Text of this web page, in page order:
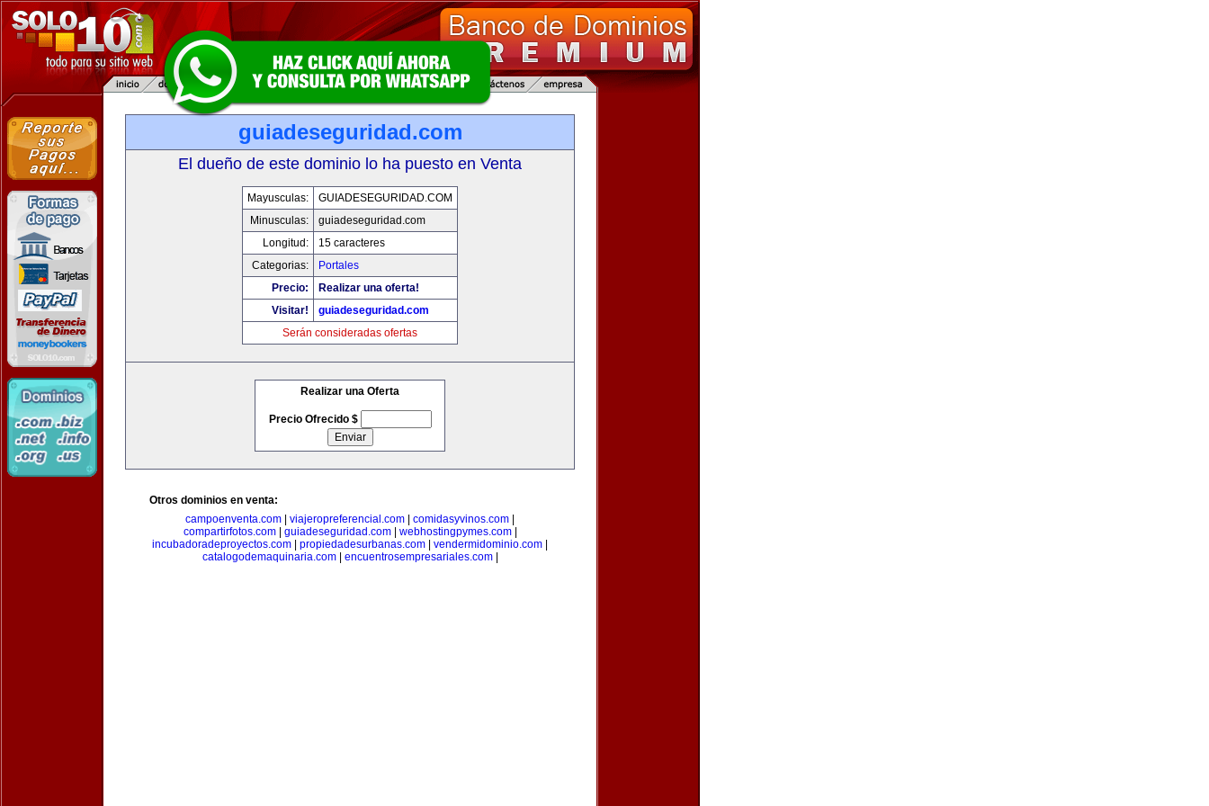
guiadeseguridad.com
El dueño de este dominio lo ha puesto en Venta
Mayusculas:
GUIADESEGURIDAD.COM
Minusculas:
guiadeseguridad.com
Longitud:
15 caracteres
Categorias:
Portales
Precio:
Realizar una oferta!
Visitar!
guiadeseguridad.com
Serán consideradas ofertas
Realizar una Oferta
Precio Ofrecido $
Otros dominios en venta:
campoenventa.com
viajeropreferencial.com comidasyvinos.com
compartirfotos.com| guiadeseguridad.com| webhostingpymes.com|
incubadoradeproyectos.com
propiedadesurbanas.com vendermidominio.com
catalogodemaquinaria.com| encuentrosempresariales.com|